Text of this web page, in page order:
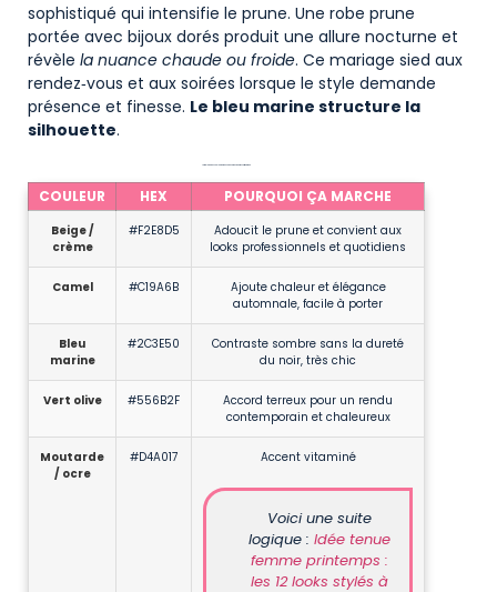
sophistiqué qui intensifie le prune. Une robe prune
portée avec bijoux dorés produit une allure nocturne et
révèle la nuance chaude ou froide. Ce mariage sied aux
rendez‑vous et aux soirées lorsque le style demande
présence et finesse. Le bleu marine structure la
silhouette.
COULEUR HEX POURQUOI ÇA MARCHE
Beige /
crème
#F2E8D5
Adoucit le prune et convient aux
looks professionnels et quotidiens
Camel #C19A6B
Ajoute chaleur et élégance
automnale, facile à porter
Bleu
marine
#2C3E50
Contraste sombre sans la dureté
du noir, très chic
Vert olive #556B2F
Accord terreux pour un rendu
contemporain et chaleureux
Moutarde
/ ocre
#D4A017 Accent vitaminé
Voici une suite
logique : Idée tenue
femme printemps :
les 12 looks stylés à